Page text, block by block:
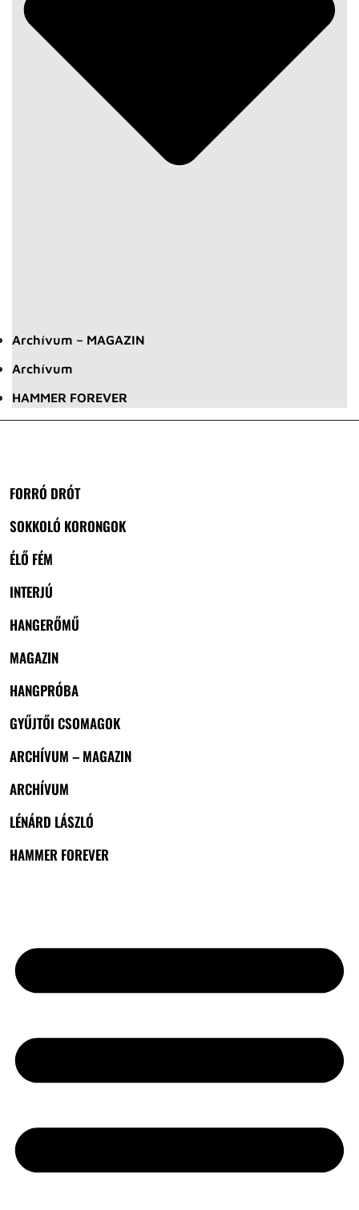
Archívum – MAGAZIN
Archívum
HAMMER FOREVER
FORRÓ DRÓT
SOKKOLÓ KORONGOK
ÉLŐ FÉM
INTERJÚ
HANGERŐMŰ
MAGAZIN
HANGPRÓBA
GYŰJTŐI CSOMAGOK
ARCHÍVUM – MAGAZIN
ARCHÍVUM
LÉNÁRD LÁSZLÓ
HAMMER FOREVER